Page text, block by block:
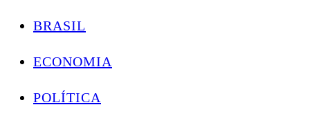
BRASIL
ECONOMIA
POLÍTICA